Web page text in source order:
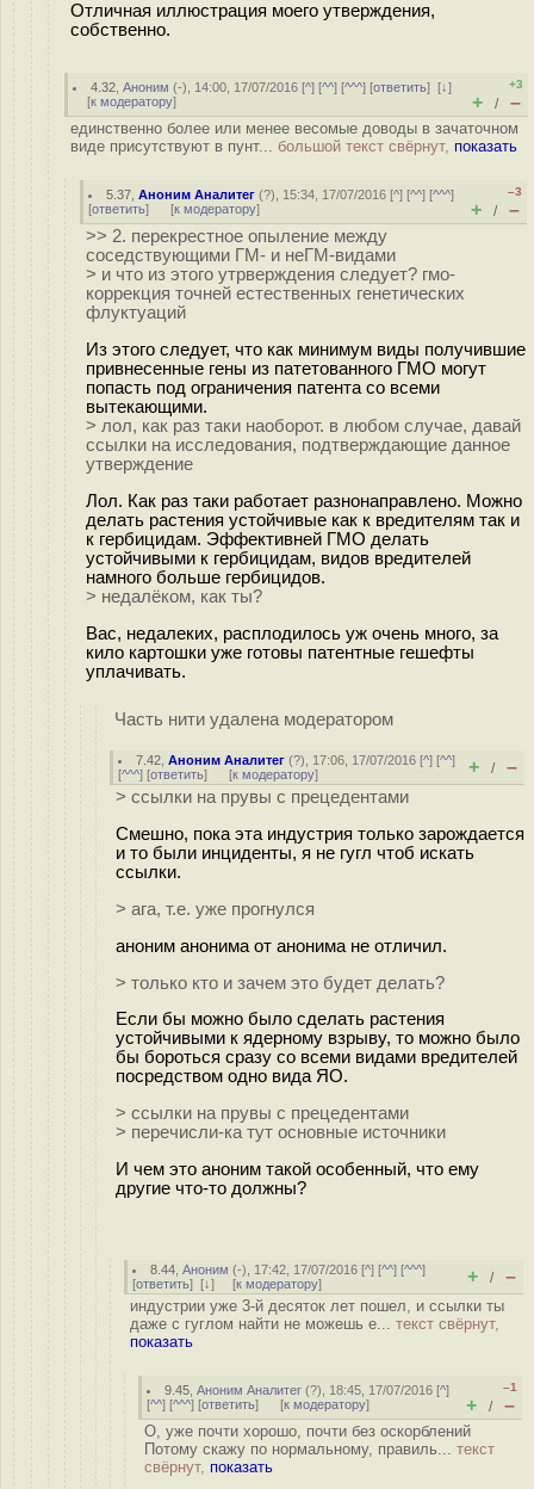
Отличная иллюстрация моего утверждения,
собственно.
4.32 ,Аноним (-), 14:00, 17/07/2016 [^] [^^] [^^^] [ответить][↓]
[к модератору]
+3
+ / –
единственно более или менее весомые доводы в зачаточном
виде присутствуют в пунт... большой текст свёрнут, показать
5.37 ,Аноним Аналитег (?), 15:34, 17/07/2016 [^] [^^] [^^^]
[ответить] [к модератору]
–3
+ / –
>> 2. перекрестное опыление между
соседствующими ГМ- и неГМ-видами
> и что из этого утрверждения следует? гмо-
коррекция точней естественных генетических
флуктуаций
Из этого следует, что как минимум виды получившие
привнесенные гены из патетованного ГМО могут
попасть под ограничения патента со всеми
вытекающими.
> лол, как раз таки наоборот. в любом случае, давай
ссылки на исследования, подтверждающие данное
утверждение
Лол. Как раз таки работает разнонаправлено. Можно
делать растения устойчивые как к вредителям так и
к гербицидам. Эффективней ГМО делать
устойчивыми к гербицидам, видов вредителей
намного больше гербицидов.
> недалёком, как ты?
Вас, недалеких, расплодилось уж очень много, за
кило картошки уже готовы патентные гешефты
уплачивать.
Часть нити удалена модератором
7.42 ,Аноним Аналитег (?), 17:06, 17/07/2016 [^] [^^]
[^^^] [ответить] [к модератору] + / –
> ссылки на прувы с прецедентами
Смешно, пока эта индустрия только зарождается
и то были инциденты, я не гугл чтоб искать
ссылки.
> ага, т.е. уже прогнулся
аноним анонима от анонима не отличил.
> только кто и зачем это будет делать?
Если бы можно было сделать растения
устойчивыми к ядерному взрыву, то можно было
бы бороться сразу со всеми видами вредителей
посредством одно вида ЯО.
> ссылки на прувы с прецедентами
> перечисли-ка тут основные источники
И чем это аноним такой особенный, что ему
другие что-то должны?
8.44 ,Аноним (-), 17:42, 17/07/2016 [^] [^^] [^^^]
[ответить] [↓] [к модератору] + / –
индустрии уже 3-й десяток лет пошел, и ссылки ты
даже с гуглом найти не можешь е... текст свёрнут,
показать
9.45 ,Аноним Аналитег (?), 18:45, 17/07/2016 [^]
[^^] [^^^] [ответить] [к модератору]
–1
+ / –
О, уже почти хорошо, почти без оскорблений
Потому скажу по нормальному, правиль... текст
свёрнут, показать